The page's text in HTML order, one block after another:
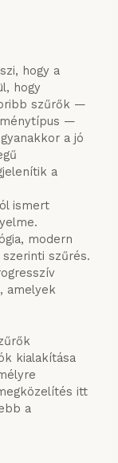
hogy a
hogy
szűrők —
—
a jó
a
ismert
modern
szűrés.
amelyek
kialakítása
itt
a